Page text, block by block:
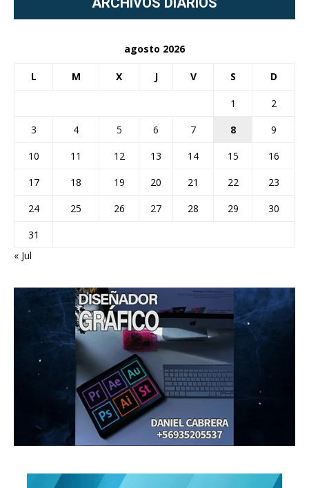
agosto 2026
L M X J V S D
1
2
3
4 5 6 7 8
9
10
11 12 13 14 15
16
17
18 19 20 21 22
23
24
25 26 27 28 29
30
31
« Jul